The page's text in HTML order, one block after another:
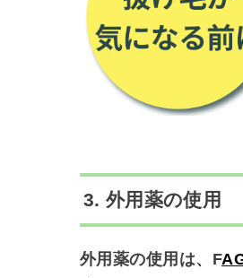
3.外用薬の使用
外用薬の使用は、F